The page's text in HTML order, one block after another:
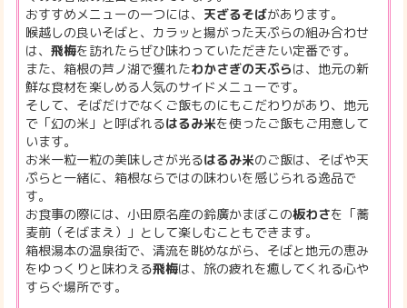
おすすめメニューの一つには、 天ざるそばがあります。
喉越しの良いそばと、カラッと揚がった天ぷらの組み合わせ
は、飛梅を訪れたらぜひ味わっていただきたい定番です。
また、箱根の芦ノ湖で獲れたわかさぎの天ぷらは、地元の新
鮮な食材を楽しめる人気のサイドメニューです。
そして、そばだけでなくご飯ものにもこだわりがあり、地元
で「幻の米」と呼ばれるはるみ米を使ったご飯もご用意して
います。
お米一粒一粒の美味しさが光るはるみ米のご飯は、そばや天
ぷらと一緒に、箱根ならではの味わいを感じられる逸品で
す。
お食事の際には、小田原名産の鈴廣かまぼこの板わさを「蕎
麦前（そばまえ）」として楽しむこともできます。
箱根湯本の温泉街で、清流を眺めながら、そばと地元の恵み
をゆっくりと味わえる飛梅は、旅の疲れを癒してくれる心や
すらぐ場所です。